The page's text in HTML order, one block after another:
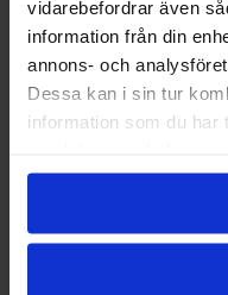
vidarebefordrar även
information från din
annons- och
Dessa kan i sin tur
information som du har